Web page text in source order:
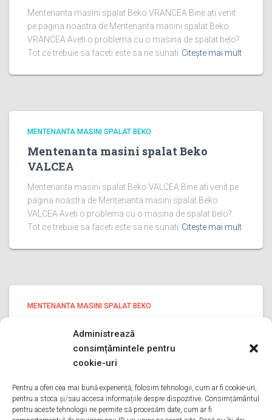
Administrează
consimțămintele pentru
cookie-uri
Pentru a oferi cea mai bună experiență, folosim tehnologii, cum ar fi cookie-uri,
pentru a stoca și/sau accesa informațiile despre dispozitive. Consimțământul
pentru aceste tehnologii ne permite să procesăm date, cum ar fi
Mentenanta masini spalat Beko VRANCEA Bine ati venit
pe pagina noastra de Mentenanta masini spalat Beko
VRANCEA Aveti o problema cu o masina de spalat belo?
Tot ce trebuie sa faceti este sa ne sunati Citește mai mult
MENTENANTA MASINI SPALAT BEKO
Mentenanta masini spalat Beko
VALCEA
Mentenanta masini spalat Beko VALCEA Bine ati venit pe
pagina noastra de Mentenanta masini spalat Beko
VALCEA Aveti o problema cu o masina de spalat belo?
Tot ce trebuie sa faceti este sa ne sunati Citește mai mult
MENTENANTA MASINI SPALAT BEKO
PRAHOVA
Mentenanta masini spalat Beko PRAHOVA Bine ati venit
PRAHOVA Aveti o problema cu o masina de spalat belo?
Tot ce trebuie sa faceti este sa ne sunati Citește mai mult